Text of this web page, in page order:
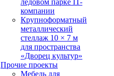
ледовом парке IT-
компании
Крупноформатный
металлический
стеллаж 10 × 7 м
для пространства
«Дворец культур»
Прочие проекты
Мебель для